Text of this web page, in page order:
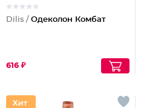
Dilis / Одеколон Комбат
616 ₽